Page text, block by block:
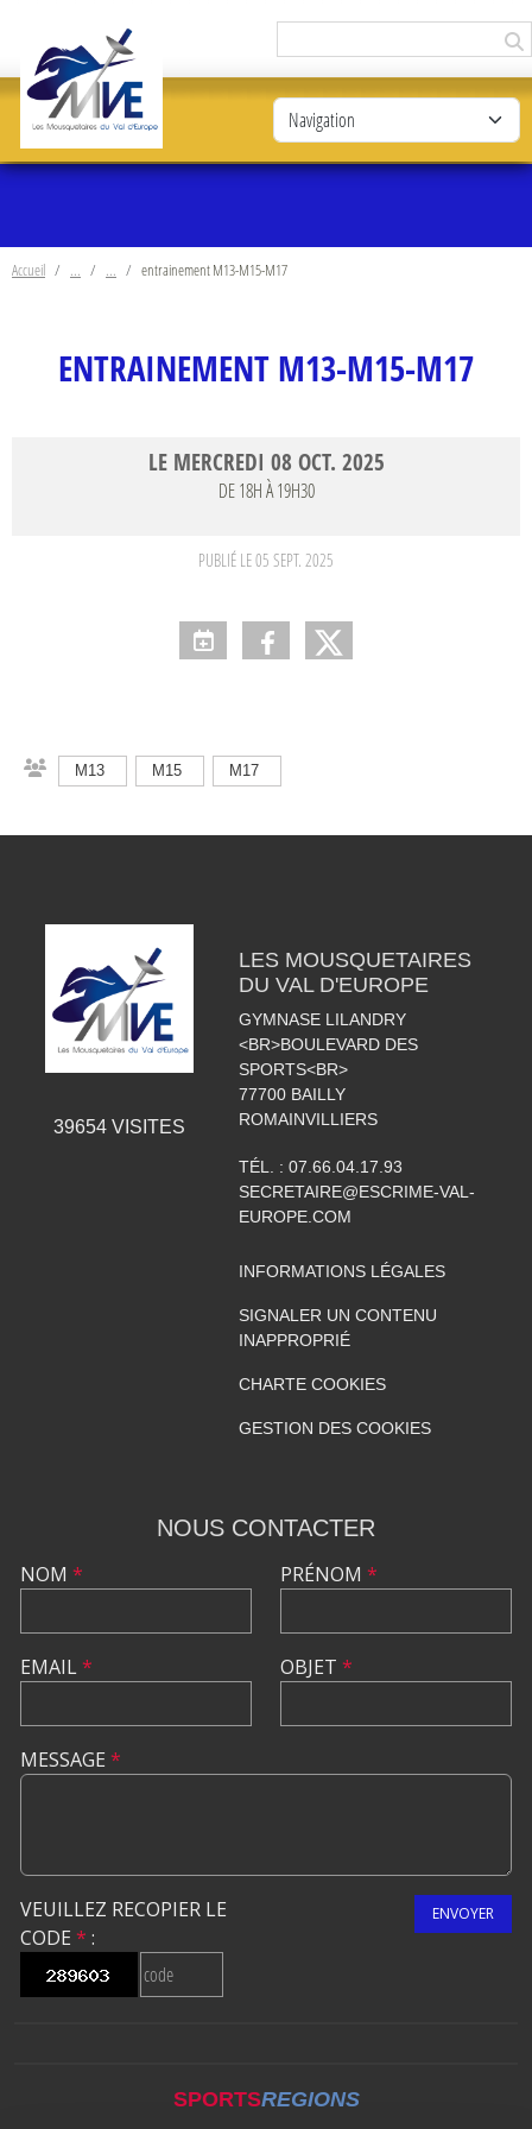
Accueil entrainement M13-M15-M17
ENTRAINEMENT M13-M15-M17
LE MERCREDI 08 OCT. 2025
DE 18H À 19H30
PUBLIÉ LE05 SEPT. 2025
M13 M15 M17
39654VISITES
LES MOUSQUETAIRES
DU VAL D'EUROPE
GYMNASE LILANDRY
<BR>BOULEVARD DES
SPORTS<BR>
77700 BAILLY
ROMAINVILLIERS
TÉL. : 07.66.04.17.93
SECRETAIRE@ESCRIME-VAL-
EUROPE.COM
INFORMATIONS LÉGALES
SIGNALER UN CONTENU
INAPPROPRIÉ
CHARTE COOKIES
GESTION DES COOKIES
NOUS CONTACTER
NOM *
EMAIL*
PRÉNOM *
OBJET *
MESSAGE *
VEUILLEZ RECOPIER LE
CODE * :
ENVOYER
SPORTSREGIONS